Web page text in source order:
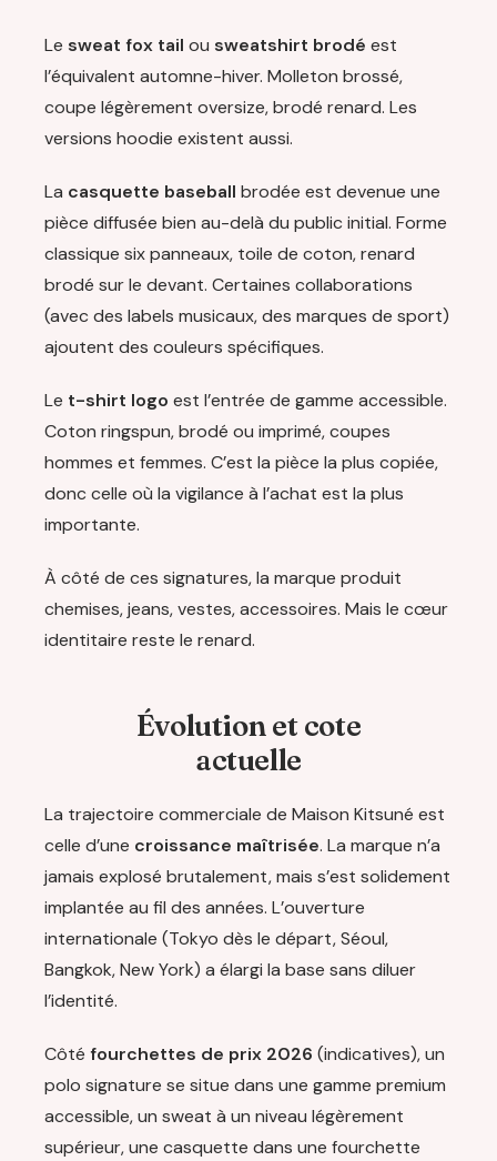
Le sweat fox tail ou sweatshirt brodé est
l’équivalent automne-hiver. Molleton brossé,
coupe légèrement oversize, brodé renard. Les
versions hoodie existent aussi.
La casquette baseball brodée est devenue une
pièce diffusée bien au-delà du public initial. Forme
classique six panneaux, toile de coton, renard
brodé sur le devant. Certaines collaborations
(avec des labels musicaux, des marques de sport)
ajoutent des couleurs spécifiques.
Le t-shirt logo est l’entrée de gamme accessible.
Coton ringspun, brodé ou imprimé, coupes
hommes et femmes. C’est la pièce la plus copiée,
donc celle où la vigilance à l’achat est la plus
importante.
À côté de ces signatures, la marque produit
chemises, jeans, vestes, accessoires. Mais le cœur
identitaire reste le renard.
Évolution et cote
actuelle
La trajectoire commerciale de Maison Kitsuné est
celle d’une croissance maîtrisée. La marque n’a
jamais explosé brutalement, mais s’est solidement
implantée au fil des années. L’ouverture
internationale (Tokyo dès le départ, Séoul,
Bangkok, New York) a élargi la base sans diluer
l’identité.
Côté fourchettes de prix 2026 (indicatives), un
polo signature se situe dans une gamme premium
accessible, un sweat à un niveau légèrement
supérieur, une casquette dans une fourchette